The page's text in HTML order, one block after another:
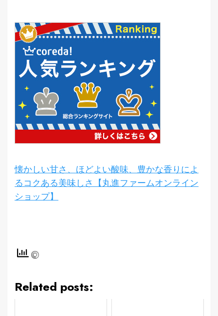
懐かしい甘さ、ほどよい酸味、豊かな香りによ
るコクある美味しさ【丸進ファームオンライン
ショップ】
Related posts: